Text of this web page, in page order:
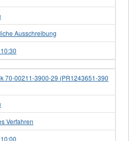
Ausschreibung
70-00211-3900-29 (PR1243651-390
Verfahren